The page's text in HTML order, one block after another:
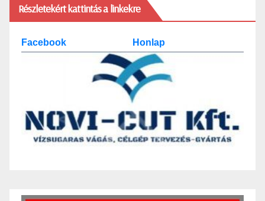
Részletekért kattintás a linkekre
Facebook Honlap